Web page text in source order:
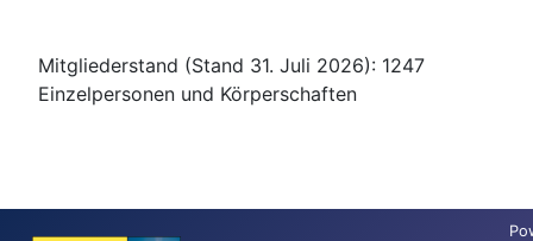
Mitgliederstand (Stand 31. Juli 2026): 1247
Einzelpersonen und Körperschaften